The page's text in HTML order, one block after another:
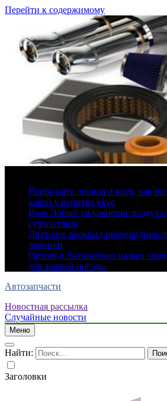
Перейти к содержимому
Йерба мате: польза и вред, как
какой у напитка вкус
Врач Лобан: увлажнение воздуха
сухого глаза
Диетолог раскрыл неочевидные
черники
Ортопед Литвиненко назвал
для жаркой погоды
Автозапчасти
Новостная рассылка
Случайные новости
Меню
Найти:
Заголовки